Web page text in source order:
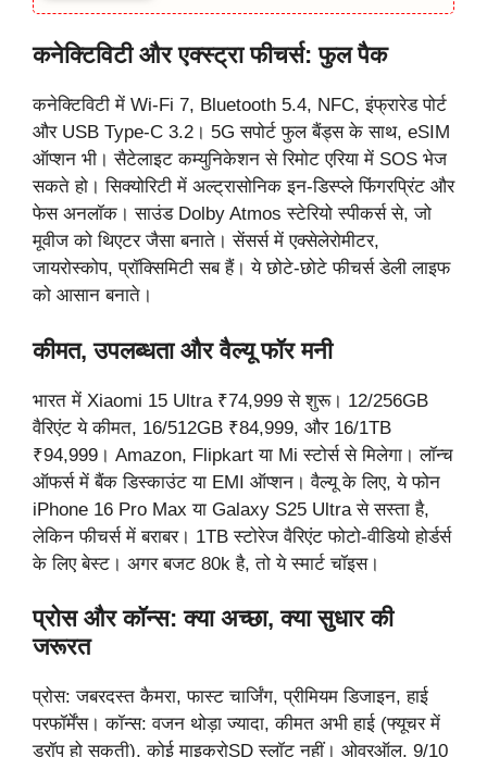
कनेक्टिविटी और एक्स्ट्रा फीचर्स: फुल पैक
कनेक्टिविटी में Wi-Fi 7, Bluetooth 5.4, NFC, इंफ्रारेड पोर्ट
और USB Type-C 3.2। 5G सपोर्ट फुल बैंड्स के साथ, eSIM
ऑप्शन भी। सैटेलाइट कम्युनिकेशन से रिमोट एरिया में SOS भेज
सकते हो। सिक्योरिटी में अल्ट्रासोनिक इन-डिस्प्ले फिंगरप्रिंट और
फेस अनलॉक। साउंड Dolby Atmos स्टेरियो स्पीकर्स से, जो
मूवीज को थिएटर जैसा बनाते। सेंसर्स में एक्सेलेरोमीटर,
जायरोस्कोप, प्रॉक्सिमिटी सब हैं। ये छोटे-छोटे फीचर्स डेली लाइफ
को आसान बनाते।
कीमत, उपलब्धता और वैल्यू फॉर मनी
भारत में Xiaomi 15 Ultra ₹74,999 से शुरू। 12/256GB
वैरिएंट ये कीमत, 16/512GB ₹84,999, और 16/1TB
₹94,999। Amazon, Flipkart या Mi स्टोर्स से मिलेगा। लॉन्च
ऑफर्स में बैंक डिस्काउंट या EMI ऑप्शन। वैल्यू के लिए, ये फोन
iPhone 16 Pro Max या Galaxy S25 Ultra से सस्ता है,
लेकिन फीचर्स में बराबर। 1TB स्टोरेज वैरिएंट फोटो-वीडियो होर्डर्स
के लिए बेस्ट। अगर बजट 80k है, तो ये स्मार्ट चॉइस।
प्रोस और कॉन्स: क्या अच्छा, क्या सुधार की
जरूरत
प्रोस: जबरदस्त कैमरा, फास्ट चार्जिंग, प्रीमियम डिजाइन, हाई
परफॉर्मेंस। कॉन्स: वजन थोड़ा ज्यादा, कीमत अभी हाई (फ्यूचर में
ड्रॉप हो सकती), कोई माइक्रोSD स्लॉट नहीं। ओवरऑल, 9/10